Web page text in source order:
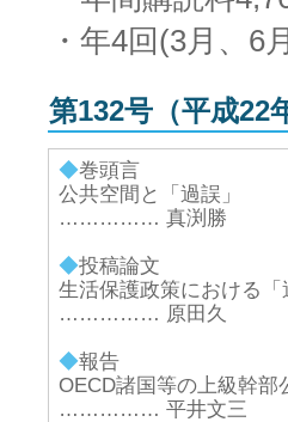
・年4回(3月、6
第132号（平成22
◆巻頭言
公共空間と「過誤」
…………… 真渕勝
◆投稿論文
生活保護政策における
…………… 原田久
◆報告
OECD諸国等の上級幹部
…………… 平井文三